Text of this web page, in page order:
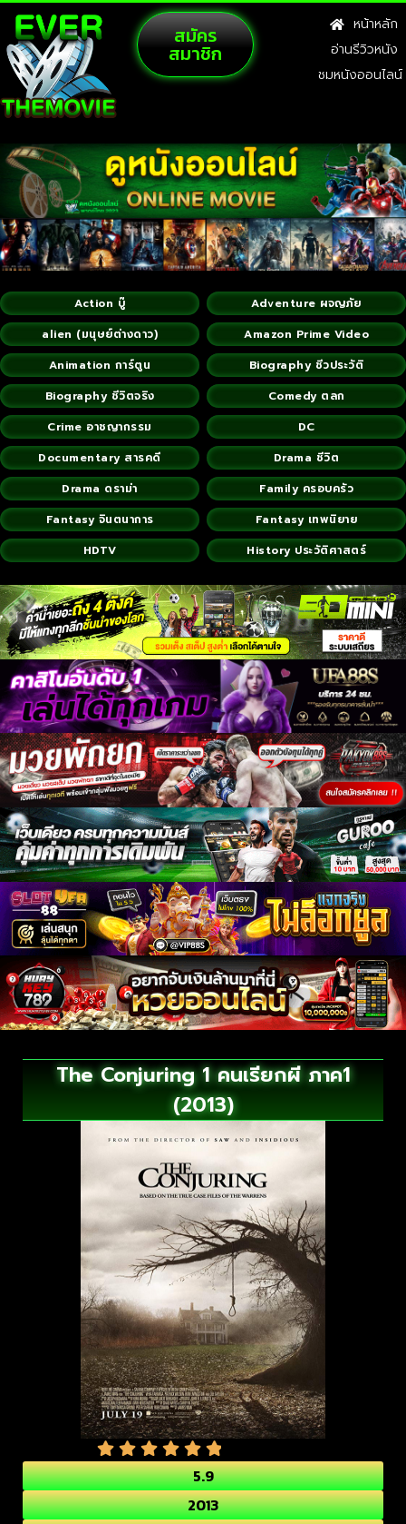
สมัคร
สมาชิก
หน้าหลัก
อ่านรีวิวหนัง
ชมหนังออนไลน์
Action บู๊
Adventure ผจญภัย
alien (มนุษย์ต่างดาว)
Amazon Prime Video
Animation การ์ตูน
Biography ชีวประวัติ
Biography ชีวิตจริง
Comedy ตลก
Crime อาชญากรรม
DC
Documentary สารคดี
Drama ชีวิต
Drama ดราม่า
Family ครอบครัว
Fantasy จินตนาการ
Fantasy เทพนิยาย
HDTV
History ประวัติศาสตร์
The Conjuring 1 คนเรียกผี ภาค1
(2013)
5.9
2013